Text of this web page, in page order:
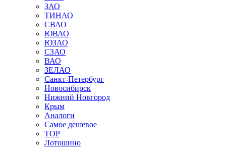
ЗАО
ТИНАО
СВАО
ЮВАО
ЮЗАО
СЗАО
ВАО
ЗЕЛАО
Санкт-Петербург
Новосибирск
Нижний Новгород
Крым
Аналоги
Самое дешевое
TOP
Лотошино